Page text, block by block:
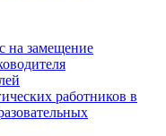
на замещение
работников в